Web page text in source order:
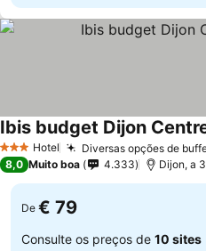
3 EstrelasHotel Diversas opções de
Ibis budget Dijon
8,0 Muito boa 4.333 Dijon, a
De € 79
Consulte os preços de 10 sites